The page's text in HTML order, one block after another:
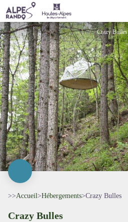
Crazy Bulles
Crazy Bulles
>>Accueil>Hébergements>Crazy Bulles
Crazy Bulles